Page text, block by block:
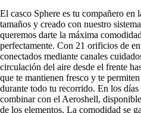
El casco Sphere es tu compañero en
tamaños y creado con nuestro
queremos darte la máxima
perfectamente. Con 21 orificios de
conectados mediante canales
circulación del aire desde el frente
que te mantienen fresco y te
durante todo tu recorrido. En los
combinar con el Aeroshell,
de los elementos. La comodidad se